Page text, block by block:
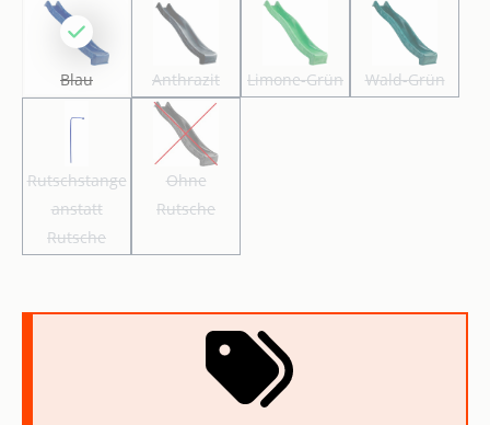
Blau
Blau
(Diese Option ist zurzeit nicht verfügbar.)
Anthrazit
Anthrazit
(Diese Option ist zurzeit nicht verfügbar.)
Limone-Grün
Limone-Grün
(Diese Option ist zurzeit nicht
Wald-Grün
Wald-Grün
(Diese
Rutschstange
anstatt
Rutsche
Rutschstange anstatt Rutsche
(Diese Option ist zurzeit nicht verfügbar.)
Ohne
Rutsche
Ohne Rutsche
(Diese Option ist zurzeit nicht verfügbar.)